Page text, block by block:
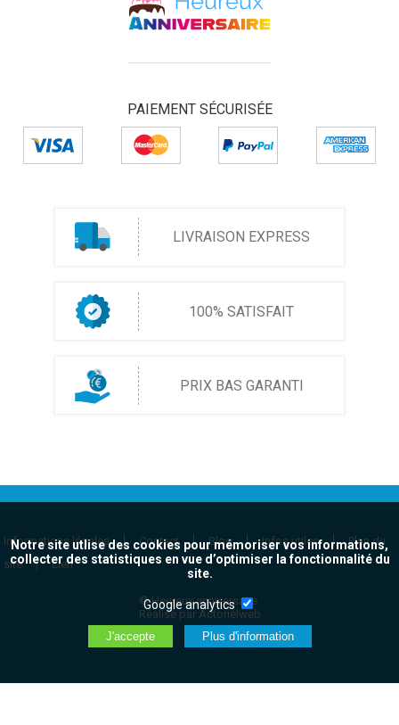
PAIEMENT SÉCURISÉE
LIVRAISON EXPRESS
100% SATISFAIT
PRIX BAS GARANTI
Informations légales Contact Blog Infos utiles
Plan du
site
Lien
© Heureux anniversaire
Réalisé par Actorielweb
Notre site utlise des cookies pour mémoriser vos informations,
collecter des statistiques en vue d’optimiser la fonctionnalité du
site.
Google analytics